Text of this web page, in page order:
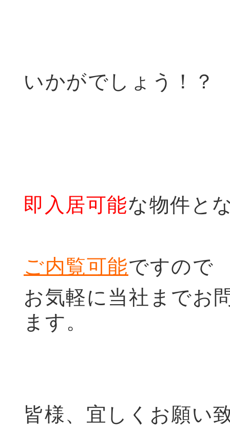
いかがでしょう！？
即入居可能な物件と
ご内覧可能ですので
お気軽に当社までお
ます。
皆様、宜しくお願い